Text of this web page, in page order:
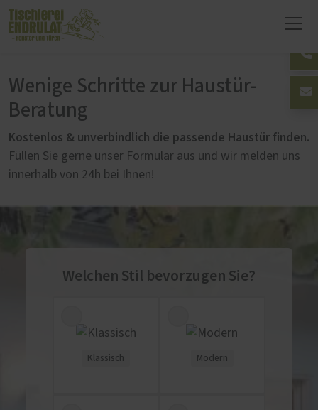
Wenige Schritte zur Haustür-
Beratung
Kostenlos & unverbindlich die passende Haustür finden.
Füllen Sie gerne unser Formular aus und wir melden uns
innerhalb von 24h bei Ihnen!
Welchen Stil bevorzugen Sie?
Klassisch Modern